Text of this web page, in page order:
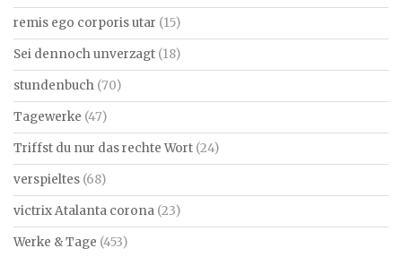
remis ego corporis utar (15)
Sei dennoch unverzagt (18)
stundenbuch (70)
Tagewerke (47)
Triffst du nur das rechte Wort (24)
verspieltes (68)
victrix Atalanta corona (23)
Werke & Tage (453)